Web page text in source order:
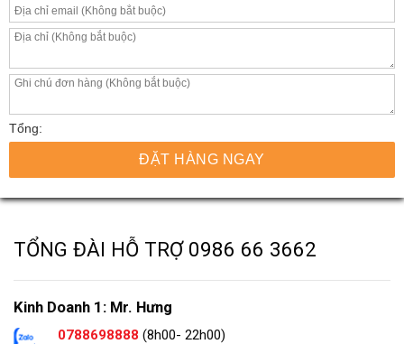
Tổng:
ĐẶT HÀNG NGAY
TỔNG ĐÀI HỖ TRỢ 0986 66 3662
Kinh Doanh 1: Mr. Hưng
0788698888 (8h00- 22h00)